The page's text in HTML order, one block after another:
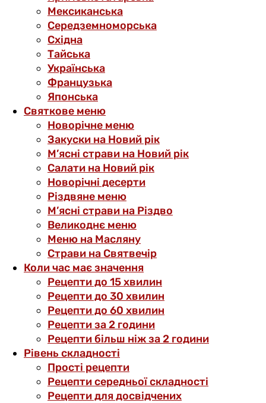
Мексиканська
Середземноморська
Східна
Тайська
Українська
Французька
Японська
Святкове меню
Новорічне меню
Закуски на Новий рік
М’ясні страви на Новий рік
Салати на Новий рік
Новорічні десерти
Різдвяне меню
М’ясні страви на Різдво
Великоднє меню
Меню на Масляну
Страви на Святвечір
Коли час має значення
Рецепти до 15 хвилин
Рецепти до 30 хвилин
Рецепти до 60 хвилин
Рецепти за 2 години
Рецепти більш ніж за 2 години
Рівень складності
Прості рецепти
Рецепти середньої складності
Рецепти для досвідчених